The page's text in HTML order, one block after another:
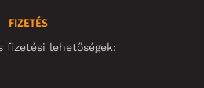
FIZETÉS
fizetési lehetőségek: